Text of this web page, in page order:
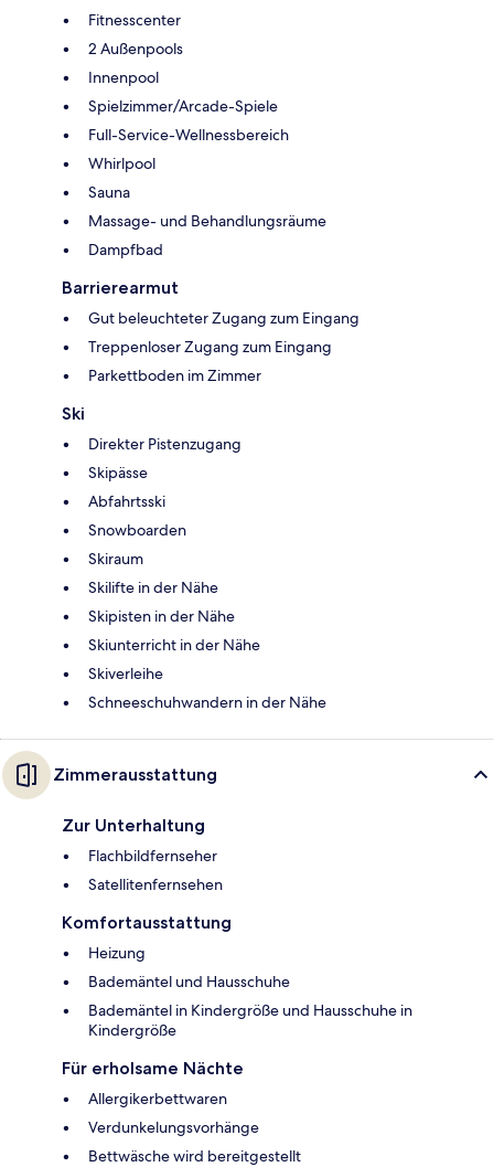
Fitnesscenter
2 Außenpools
Innenpool
Spielzimmer/Arcade-Spiele
Full-Service-Wellnessbereich
Whirlpool
Sauna
Massage- und Behandlungsräume
Dampfbad
Barrierearmut
Gut beleuchteter Zugang zum Eingang
Treppenloser Zugang zum Eingang
Parkettboden im Zimmer
Ski
Direkter Pistenzugang
Skipässe
Abfahrtsski
Snowboarden
Skiraum
Skilifte in der Nähe
Skipisten in der Nähe
Skiunterricht in der Nähe
Skiverleihe
Schneeschuhwandern in der Nähe
Zimmerausstattung
Zur Unterhaltung
Flachbildfernseher
Satellitenfernsehen
Komfortausstattung
Heizung
Bademäntel und Hausschuhe
Bademäntel in Kindergröße und Hausschuhe in
Kindergröße
Für erholsame Nächte
Allergikerbettwaren
Verdunkelungsvorhänge
Bettwäsche wird bereitgestellt